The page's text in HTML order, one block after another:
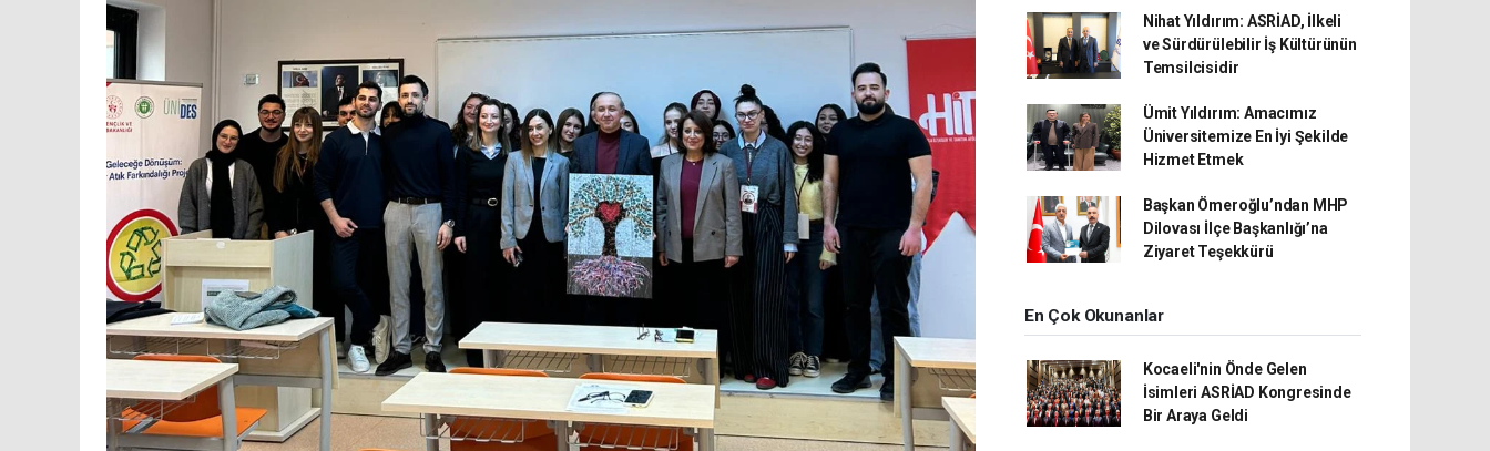
Nihat Yıldırım: ASRİAD, İlkeli
ve Sürdürülebilir İş Kültürünün
Temsilcisidir
Ümit Yıldırım: Amacımız
Üniversitemize En İyi Şekilde
Hizmet Etmek
Başkan Ömeroğlu’ndan MHP
Dilovası İlçe Başkanlığı’na
Ziyaret Teşekkürü
En Çok Okunanlar
Kocaeli'nin Önde Gelen
İsimleri ASRİAD Kongresinde
Bir Araya Geldi